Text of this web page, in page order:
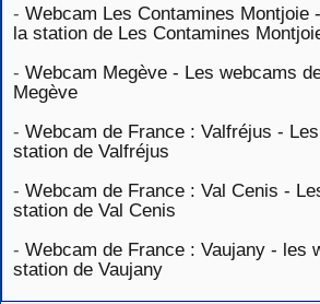
- Webcam Les Contamines Montjoie
la station de Les Contamines
- Webcam Megève - Les webcams
Megève
- Webcam de France : Valfréjus -
station de Valfréjus
- Webcam de France : Val Cenis -
station de Val Cenis
- Webcam de France : Vaujany - les
station de Vaujany